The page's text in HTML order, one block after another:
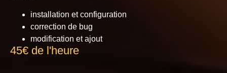
installation et configuration
correction de bug
modification et ajout
45€ de l'heure